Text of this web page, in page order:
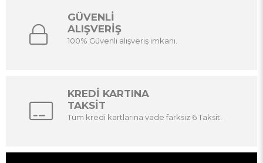
GÜVENLİ
ALIŞVERİŞ
100% Güvenli alışveriş imkanı.
KREDİ KARTINA
TAKSİT
Tüm kredi kartlarına vade farksız 6 Taksit.